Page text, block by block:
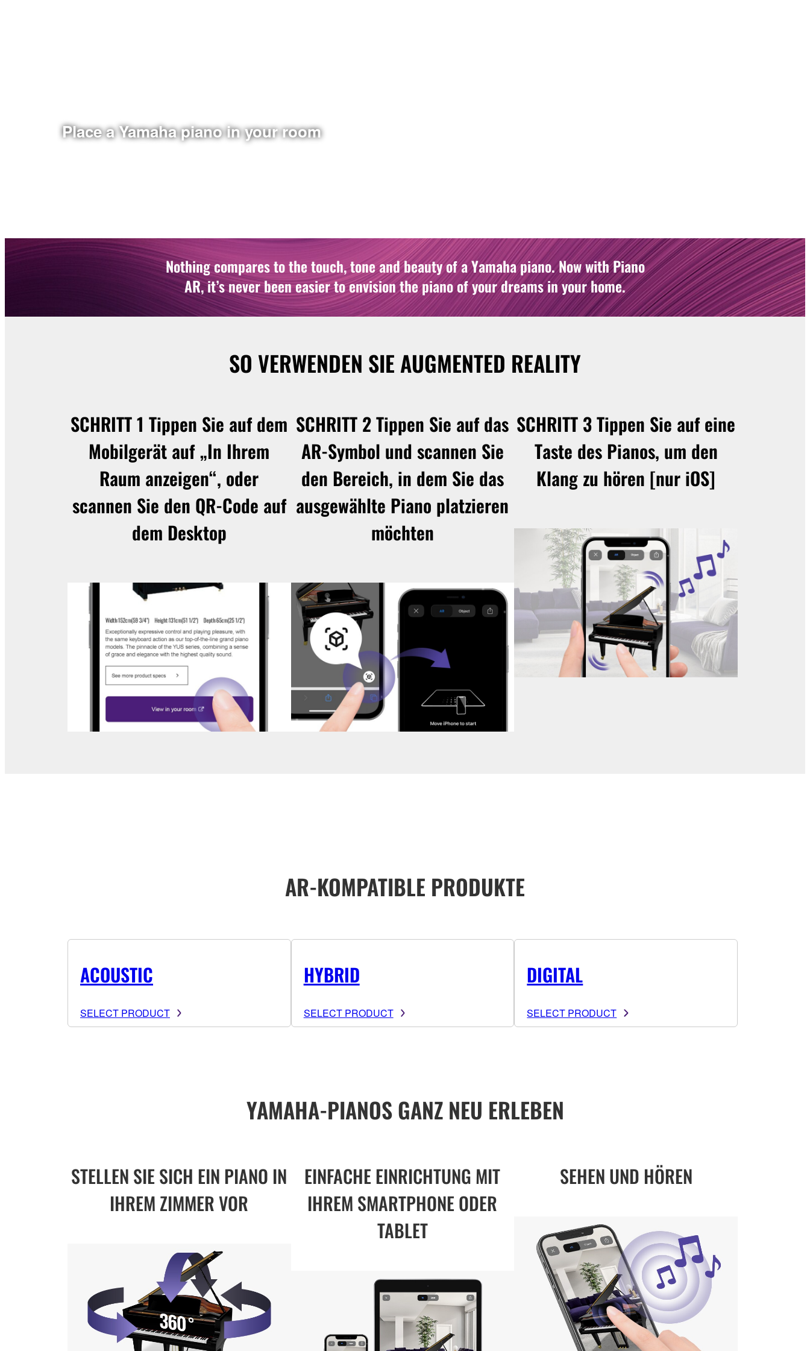
Place a Yamaha piano in your room
Nothing compares to the touch, tone and beauty of a Yamaha piano. Now with Piano
AR, it’s never been easier to envision the piano of your dreams in your home.
SO VERWENDEN SIE AUGMENTED REALITY
SCHRITT 1Tippen Sie auf dem
Mobilgerät auf „In Ihrem
Raum anzeigen“, oder
scannen Sie den QR-Code auf
dem Desktop
SCHRITT 2Tippen Sie auf das
AR-Symbol und scannen Sie
den Bereich, in dem Sie das
ausgewählte Piano platzieren
möchten
SCHRITT 3Tippen Sie auf eine
Taste des Pianos, um den
Klang zu hören [nur iOS]
AR-KOMPATIBLE PRODUKTE
ACOUSTIC
SELECT PRODUCT
HYBRID
SELECT PRODUCT
DIGITAL
SELECT PRODUCT
YAMAHA-PIANOS GANZ NEU ERLEBEN
STELLEN SIE SICH EIN PIANO IN
IHREM ZIMMER VOR
EINFACHE EINRICHTUNG MIT
IHREM SMARTPHONE ODER
TABLET
SEHEN UND HÖREN